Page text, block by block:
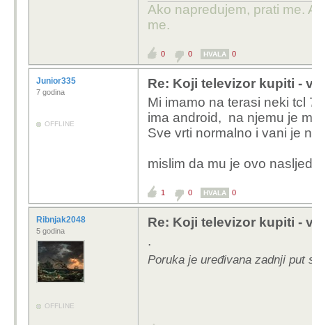
Ako napredujem, prati me.
me.
0 0 HVALA 0
Junior335
7 godina
OFFLINE
Re: Koji televizor kupiti -
Mi imamo na terasi neki
ima android, na njemu je
Sve vrti normalno i vani je
mislim da mu je ovo
1 0 HVALA 0
Ribnjak2048
5 godina
OFFLINE
Re: Koji televizor kupiti -
.
Poruka je uređivana zadnji put